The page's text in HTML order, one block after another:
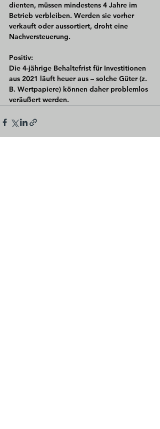
dienten, müssen mindestens 4 Jahre im
Betrieb verbleiben. Werden sie vorher
verkauft oder aussortiert, droht eine
Nachversteuerung.
Positiv:
Die 4-jährige Behaltefrist für Investitionen
aus 2021 läuft heuer aus – solche Güter (z.
B. Wertpapiere) können daher problemlos
veräußert werden.